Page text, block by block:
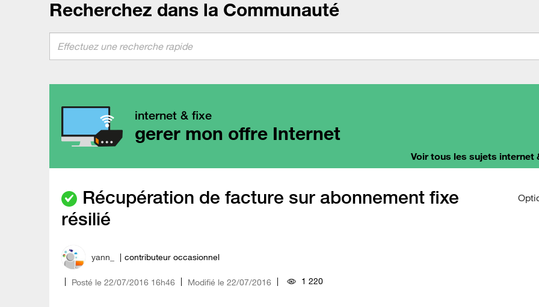
Recherchez dans la Communauté
internet & fixe
gerer mon offre Internet
Voir tous les sujets internet
Récupération de facture sur abonnement fixe
résilié
yann_ contributeur occasionnel
Posté le ‎22/07/2016 16h46 Modifié le 22/07/2016 1 220